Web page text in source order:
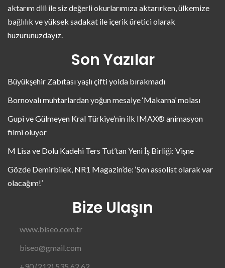
aktarım dili ile siz değerli okurlarımıza aktarırken, ülkemize
bağlılık ve yüksek sadakat ile içerik üretici olarak
huzurunuzdayız.
Son Yazılar
Büyükşehir Zabıtası yaşlı çifti yolda bırakmadı
Bornovalı muhtarlardan yoğun mesaiye ‘Makarna’ molası
Gupi ve Gülmeyen Kral Türkiye’nin ilk IMAX® animasyon
filmi oluyor
M Lisa ve Dolu Kadehi Ters Tut’tan Yeni İş Birliği: Vişne
Gözde Demirbilek, NR1 Magazin’de: ‘Son assolist olarak var
olacağım!’
Bize Ulaşın
www.biseo.com.tr
biseo@gmail.com